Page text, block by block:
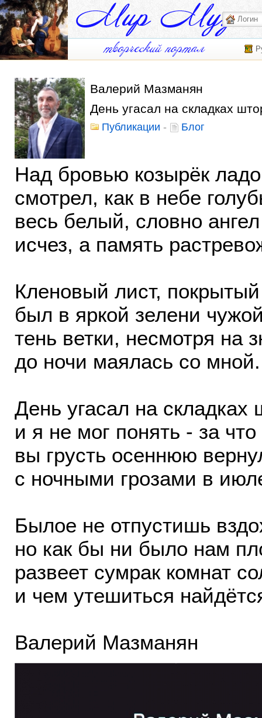
Валерий Мазманян
День угасал на складках
Публикации - Блог
Над бровью козырёк
смотрел, как в небе
весь белый, словно
исчез, а память
Кленовый лист,
был в яркой зелени
тень ветки, несмотря на
до ночи маялась со мной.
День угасал на складках
и я не мог понять - за что
вы грусть осеннюю
с ночными грозами в
Былое не отпустишь
но как бы ни было нам
развеет сумрак комнат
и чем утешиться
Валерий Мазманян